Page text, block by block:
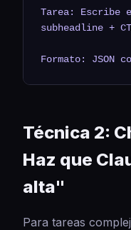
Tarea: Escribe
subheadline +
Formato: JSON
Técnica 2:
Haz que
alta"
Para tareas